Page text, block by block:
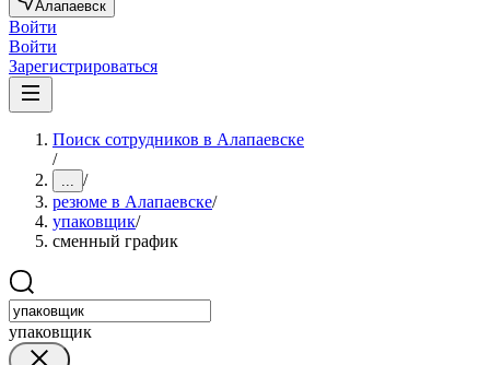
Алапаевск
Войти
Войти
Зарегистрироваться
Поиск сотрудников в Алапаевске
/
... /
резюме в Алапаевске/
упаковщик/
сменный график
упаковщик